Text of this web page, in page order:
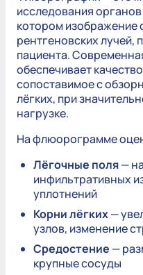
исследования
котором
рентгеновских лучей,
пациента.
обеспечивает
сопоставимое с
лёгких, при
нагрузке.
На флюорограмме
Лёгочные поля—
инфильтративных
уплотнений
Корни лёгких—
узлов, изменение
Средостение —
крупные сосуды